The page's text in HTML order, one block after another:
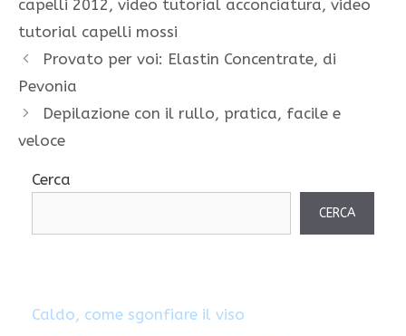
capelli 2012 , video tutorial acconciatura, video
tutorial capelli mossi
Provato per voi: Elastin Concentrate, di
Pevonia
Depilazione con il rullo, pratica, facile e
veloce
Cerca
CERCA
Caldo, come sgonfiare il viso